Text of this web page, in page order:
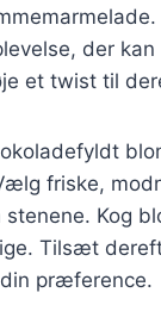
der
et twist til
friske,
stenene. Kog
Tilsæt
præference.